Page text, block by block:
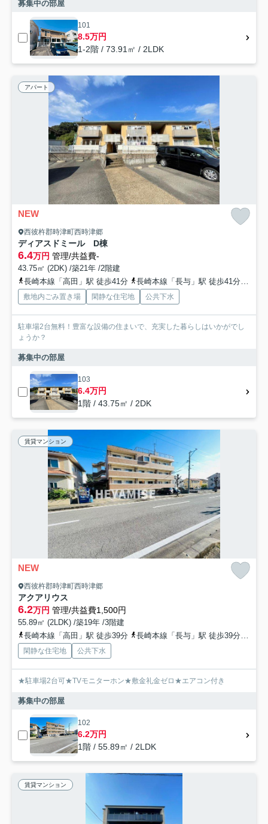
募集中の部屋
101
8.5万円
1-2階 / 73.91㎡ / 2LDK
アパート
NEW
西彼杵郡時津町西時津郷
ディアスドミール D棟
6.4万円 管理/共益費-
43.75㎡ (2DK) /築21年 /2階建
長崎本線「高田」駅 徒歩41分
長崎本線「長与」駅 徒歩41分
敷地内ごみ置き場 閑静な住宅地 公共下水
駐車場2台無料！豊富な設備の住まいで、充実した暮らしはいかがでし
ょうか？
募集中の部屋
103
6.4万円
1階 / 43.75㎡ / 2DK
賃貸マンション
NEW
西彼杵郡時津町西時津郷
アクアリウス
6.2万円 管理/共益費1,500円
55.89㎡ (2LDK) /築19年 /3階建
長崎本線「高田」駅 徒歩39分
長崎本線「長与」駅 徒歩39分
閑静な住宅地 公共下水
★駐車場2台可★TVモニターホン★敷金礼金ゼロ★エアコン付き
募集中の部屋
102
6.2万円
1階 / 55.89㎡ / 2LDK
賃貸マンション